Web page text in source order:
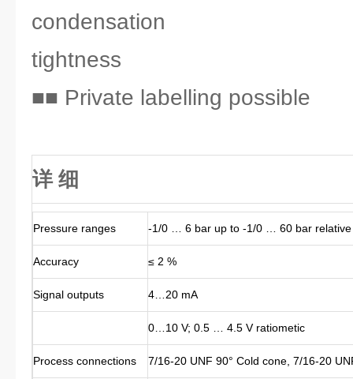
condensation
tightness
■■ Private labelling possible
详 细
Pressure ranges -1/0 … 6 bar up to -1/0 … 60 bar relative
Accuracy ≤ 2 %
Signal outputs 4…20 mA
0…10 V; 0.5 … 4.5 V ratiometic
Process connections 7/16-20 UNF 90° Cold cone, 7/16-20